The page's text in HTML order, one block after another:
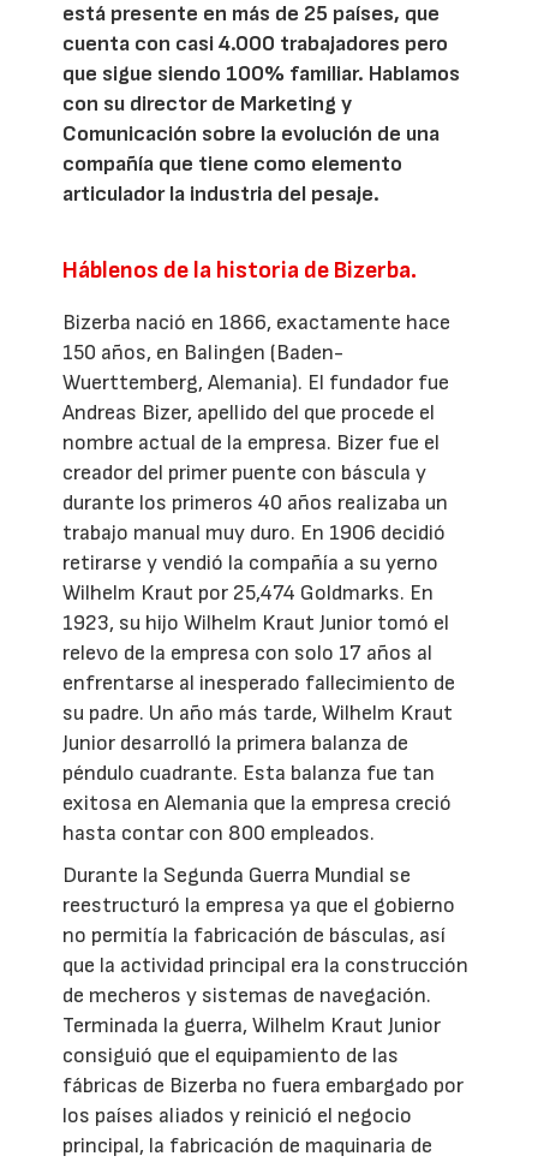
está presente en más de 25 países, que
cuenta con casi 4.000 trabajadores pero
que sigue siendo 100% familiar. Hablamos
con su director de Marketing y
Comunicación sobre la evolución de una
compañía que tiene como elemento
articulador la industria del pesaje.
Háblenos de la historia de Bizerba.
Bizerba nació en 1866, exactamente hace
150 años, en Balingen (Baden-
Wuerttemberg, Alemania). El fundador fue
Andreas Bizer, apellido del que procede el
nombre actual de la empresa. Bizer fue el
creador del primer puente con báscula y
durante los primeros 40 años realizaba un
trabajo manual muy duro. En 1906 decidió
retirarse y vendió la compañía a su yerno
Wilhelm Kraut por 25,474 Goldmarks. En
1923, su hijo Wilhelm Kraut Junior tomó el
relevo de la empresa con solo 17 años al
enfrentarse al inesperado fallecimiento de
su padre. Un año más tarde, Wilhelm Kraut
Junior desarrolló la primera balanza de
péndulo cuadrante. Esta balanza fue tan
exitosa en Alemania que la empresa creció
hasta contar con 800 empleados.
Durante la Segunda Guerra Mundial se
reestructuró la empresa ya que el gobierno
no permitía la fabricación de básculas, así
que la actividad principal era la construcción
de mecheros y sistemas de navegación.
Terminada la guerra, Wilhelm Kraut Junior
consiguió que el equipamiento de las
fábricas de Bizerba no fuera embargado por
los países aliados y reinició el negocio
principal, la fabricación de maquinaria de